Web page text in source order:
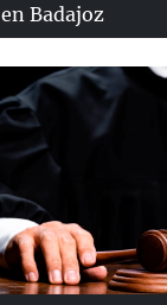
en Badajoz